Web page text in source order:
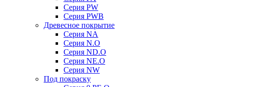
Серия PW
Серия PWB
Древесное покрытие
Серия NA
Серия N.O
Серия ND.O
Серия NE.O
Серия NW
Под покраску